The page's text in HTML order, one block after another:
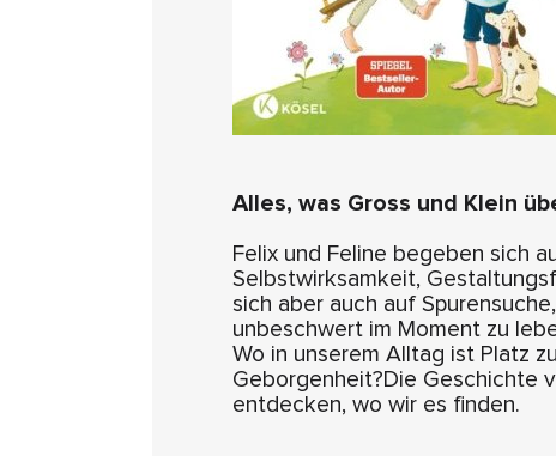
Alles, was Gross und Klein
Felix und Feline begeben sich
Selbstwirksamkeit,
sich aber auch auf
unbeschwert im Moment zu
Wo in unserem Alltag ist Platz
Geborgenheit?Die Geschichte
entdecken, wo wir es finden.